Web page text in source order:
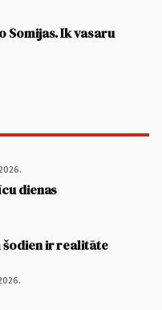
Somijas. Ik vasaru
dienas
šodien ir realitāte